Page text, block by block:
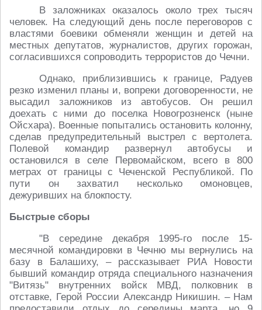
В заложниках оказалось около трех тысяч
человек. На следующий день после переговоров с
властями боевики обменяли женщин и детей на
местных депутатов, журналистов, других горожан,
согласившихся сопроводить террористов до Чечни.
Однако, приблизившись к границе, Радуев
резко изменил планы и, вопреки договоренности, не
высадил заложников из автобусов. Он решил
доехать с ними до поселка Новогрозненск (ныне
Ойсхара). Военные попытались остановить колонну,
сделав предупредительный выстрел с вертолета.
Полевой командир развернул автобусы и
остановился в селе Первомайском, всего в 800
метрах от границы с Чеченской Республикой. По
пути он захватил несколько омоновцев,
дежуривших на блокпосту.
Быстрые сборы
"В середине декабря 1995-го после 15-
месячной командировки в Чечню мы вернулись на
базу в Балашиху, – рассказывает РИА Новости
бывший командир отряда специального назначения
"Витязь" внутренних войск МВД, полковник в
отставке, Герой России Александр Никишин. – Нам